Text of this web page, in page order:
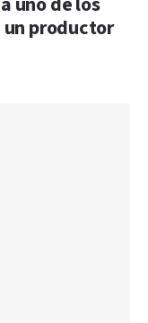
productor